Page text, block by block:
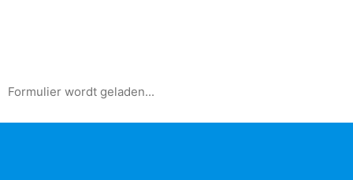
Formulier wordt geladen...